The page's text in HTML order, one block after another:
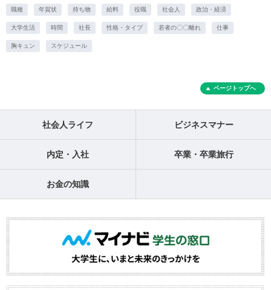
職種 年賀状 持ち物 給料 役職 社会人 政治・経済
大学生活 時間 社長 性格・タイプ 若者の〇〇離れ 仕事
胸キュン スケジュール
ページトップへ
社会人ライフ ビジネスマナー
内定・入社 卒業・卒業旅行
お金の知識